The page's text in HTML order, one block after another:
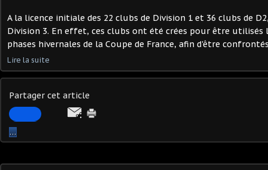
A la licence initiale des 22 clubs de Division 1 et 36 clubs de
Division 3. En effet, ces clubs ont été crées pour être utilisés
phases hivernales de la Coupe de France, afin d'être
Lire la suite
Partager cet article
…